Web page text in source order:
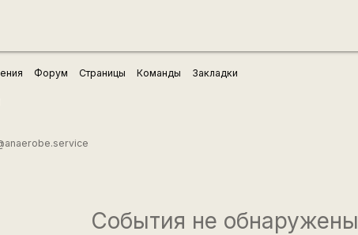
Форум Страницы Команды Закладки
События не обнаружены